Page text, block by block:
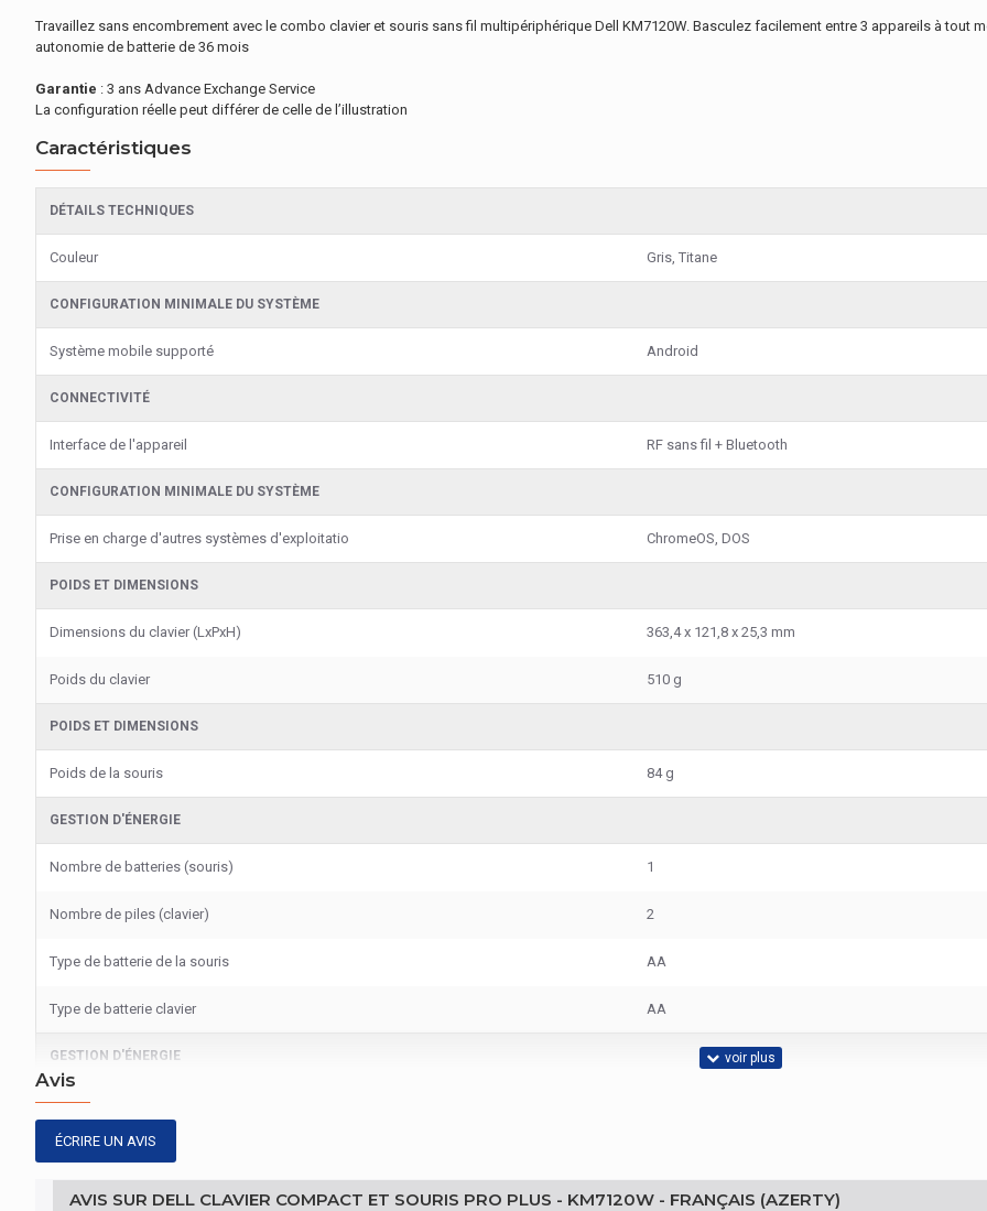
Travaillez sans encombrement avec le combo clavier et souris sans fil multipériphérique Dell KM7120W. Basculez facilement entre 3 appareils à tout
autonomie de batterie de 36 mois
Garantie : 3 ans Advance Exchange Service
La configuration réelle peut différer de celle de l’illustration
Caractéristiques
DÉTAILS TECHNIQUES
Couleur Gris, Titane
CONFIGURATION MINIMALE DU SYSTÈME
Système mobile supporté Android
CONNECTIVITÉ
Interface de l'appareil RF sans fil + Bluetooth
CONFIGURATION MINIMALE DU SYSTÈME
Prise en charge d'autres systèmes d'exploitatio ChromeOS, DOS
POIDS ET DIMENSIONS
Dimensions du clavier (LxPxH) 363,4 x 121,8 x 25,3 mm
Poids du clavier 510 g
POIDS ET DIMENSIONS
Poids de la souris 84 g
GESTION D'ÉNERGIE
Nombre de batteries (souris) 1
Nombre de piles (clavier) 2
Type de batterie de la souris AA
Type de batterie clavier AA
GESTION D'ÉNERGIE
Durée de vie de la batterie
CONDITIONS ENVIRONNEMENTALES
Température d'opération 0 - 40 °C
Avis
ÉCRIRE UN AVIS
AVIS SUR DELL CLAVIER COMPACT ET SOURIS PRO PLUS - KM7120W - FRANÇAIS (AZERTY)